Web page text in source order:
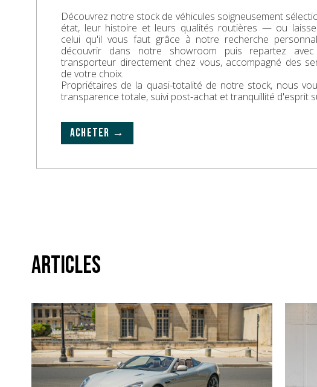
Découvrez notre stock de véhicules soigneusement
état, leur histoire et leurs qualités routières — ou
celui qu'il vous faut grâce à notre recherche
découvrir dans notre showroom puis repartez
transporteur directement chez vous, accompagné des
de votre choix.
Propriétaires de la quasi-totalité de notre stock, nous
transparence totale, suivi post-achat et tranquillité d'esprit
ACHETER →
Articles